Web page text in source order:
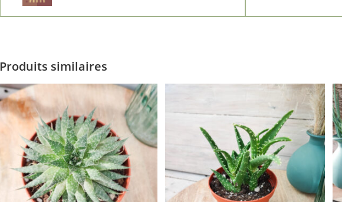
Produits similaires